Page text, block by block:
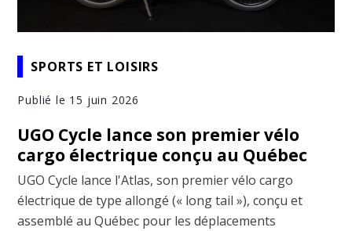
SPORTS ET LOISIRS
Publié le 15 juin 2026
UGO Cycle lance son premier vélo
cargo électrique conçu au Québec
UGO Cycle lance l'Atlas, son premier vélo cargo
électrique de type allongé (« long tail »), conçu et
assemblé au Québec pour les déplacements